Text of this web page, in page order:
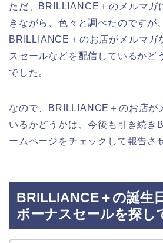
ただ、BRILLIANCE＋のメルマガ
きながら、色々と調べたのですが
BRILLIANCE＋のお店がメルマガ
スセールなどを配信しているかど
でした。
なので、BRILLIANCE＋のお店が
いるかどうかは、今後も引き続き
ームページをチェックして報告さ
BRILLIANCE＋の誕生
ボーナスセールを探し